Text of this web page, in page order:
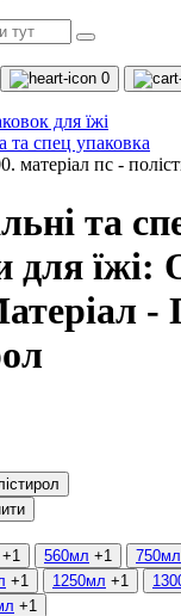
0
для їжі
та спец упаковка
матеріал пс -
та
для
-
+1 560мл +1 750мл
+1 1250мл +1
+1